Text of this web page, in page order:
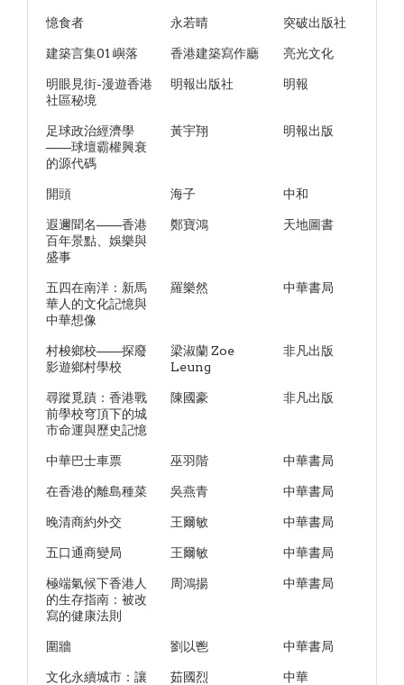
憶食者 永若晴 突破出版社
建築言集01 嶼落 香港建築寫作廳 亮光文化
明眼見街-漫遊香港
社區秘境
明報出版社 明報
足球政治經濟學
——球壇霸權興衰
的源代碼
黃宇翔 明報出版
開頭 海子 中和
遐邇聞名——香港
百年景點、娛樂與
盛事
鄭寶鴻 天地圖書
五四在南洋：新馬
華人的文化記憶與
中華想像
羅樂然 中華書局
村梭鄉校——探廢
影遊鄉村學校
梁淑蘭 Zoe
Leung
非凡出版
尋蹤覓蹟：香港戰
前學校穹頂下的城
市命運與歷史記憶
陳國豪 非凡出版
中華巴士車票 巫羽階 中華書局
在香港的離島種菜 吳燕青 中華書局
晚清商約外交 王爾敏 中華書局
五口通商變局 王爾敏 中華書局
極端氣候下香港人
的生存指南：被改
寫的健康法則
周鴻揚 中華書局
圍牆 劉以鬯 中華書局
文化永續城市：讓
茹國烈 中華